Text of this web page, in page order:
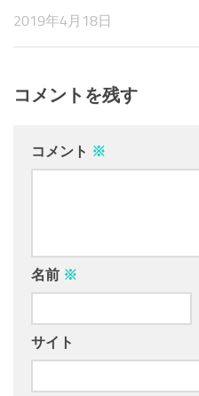
2019年4月18日
コメントを残す
コメント ※
名前 ※
サイト